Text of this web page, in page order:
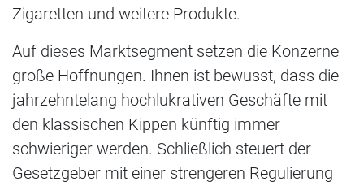
Zigaretten und weitere Produkte.
Auf dieses Marktsegment setzen die Konzerne
große Hoffnungen. Ihnen ist bewusst, dass die
jahrzehntelang hochlukrativen Geschäfte mit
den klassischen Kippen künftig immer
schwieriger werden. Schließlich steuert der
Gesetzgeber mit einer strengeren Regulierung